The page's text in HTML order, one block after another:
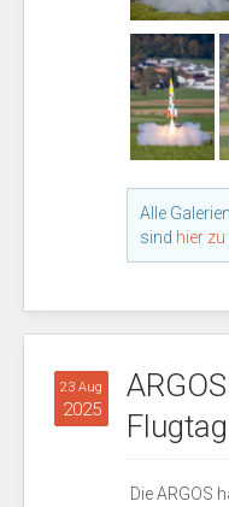
Alle
sind hier
23 Aug
2025
Die ARGOS